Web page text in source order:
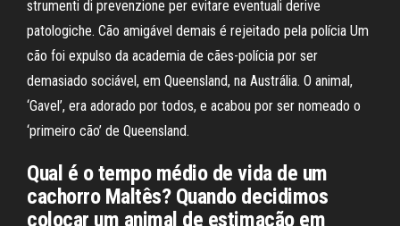
strumenti di prevenzione per evitare eventuali derive
patologiche. Cão amigável demais é rejeitado pela polícia Um
cão foi expulso da academia de cães-polícia por ser
demasiado sociável, em Queensland, na Austrália. O animal,
‘Gavel’, era adorado por todos, e acabou por ser nomeado o
‘primeiro cão’ de Queensland.
Qual é o tempo médio de vida de um
cachorro Maltês? Quando decidimos
colocar um animal de estimação em